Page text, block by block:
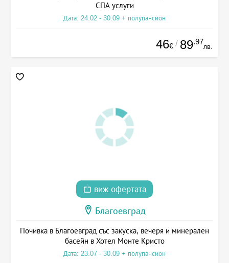
СПА услуги
Дата: 24.02 - 30.09 + полупансион
46€ / 89.97
лв.
виж офертата
Благоевград
Почивка в Благоевград със закуска, вечеря и минерален
басейн в Хотел Монте Кристо
Дата: 23.07 - 30.09 + полупансион